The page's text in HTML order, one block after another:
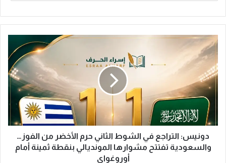
د
ن
ي
س
:
ت
دونيس: التراجع في الشوط الثاني حرم الأخضر من الفوز…
والسعودية تفتتح مشوارها المونديالي بنقطة ثمينة أمام
أوروغواي